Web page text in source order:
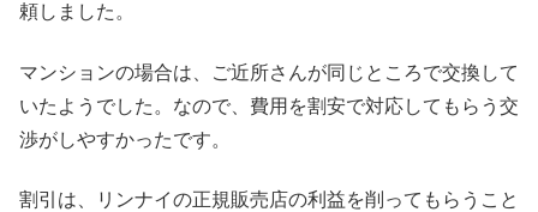
頼しました。
マンションの場合は、ご近所さんが同じところで交換して
いたようでした。なので、費用を割安で対応してもらう交
渉がしやすかったです。
割引は、リンナイの正規販売店の利益を削ってもらうこと